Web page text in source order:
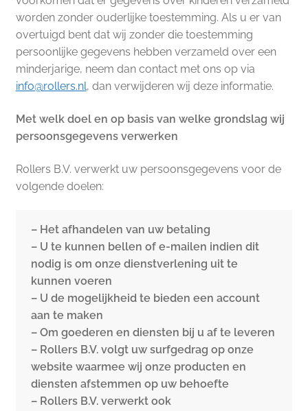
worden zonder ouderlijke toestemming. Als u er van
overtuigd bent dat wij zonder die toestemming
persoonlijke gegevens hebben verzameld over een
minderjarige, neem dan contact met ons op via
info@rollers.nl, dan verwijderen wij deze informatie.
Met welk doel en op basis van welke grondslag wij
persoonsgegevens verwerken
Rollers B.V. verwerkt uw persoonsgegevens voor de
volgende doelen:
– Het afhandelen van uw betaling
– U te kunnen bellen of e-mailen indien dit
nodig is om onze dienstverlening uit te
kunnen voeren
– U de mogelijkheid te bieden een account
aan te maken
– Om goederen en diensten bij u af te leveren
– Rollers B.V. volgt uw surfgedrag op onze
website waarmee wij onze producten en
diensten afstemmen op uw behoefte
– Rollers B.V. verwerkt ook